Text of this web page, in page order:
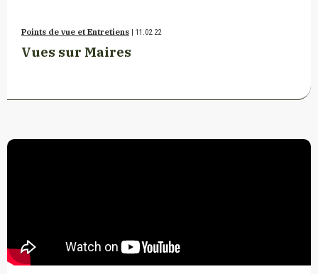
Points de vue et Entretiens | 11.02.22
Vues sur Maires